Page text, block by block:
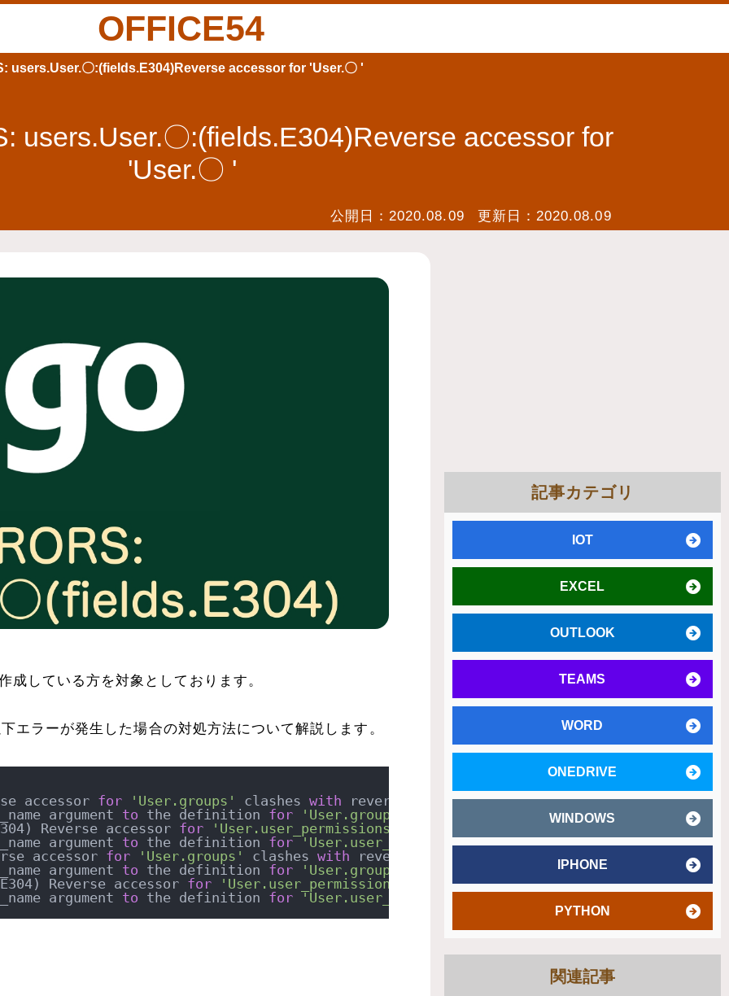
OFFICE54
users.User.〇:(fields.E304)Reverse accessor for 'User.〇 '
users.User.〇:(fields.E304)Reverse accessor for
'User.〇 '
公開日： 2020.08.09 更新日： 2020.08.09
している方を対象としております。
エラーが発生した場合の対処方法について解説します。
accessor for 'User.groups' clashes with reverse accessor for 'User.groups'.
argument to the definition for 'User.groups'
.
Reverse accessor for 'User.user_permissions' reverse accessor
argument to the definition for 'User.user_permissions' or 'User.user_permissions'.
accessor for 'User.groups' clashes with reverse accessor 'User.groups'
argument to the definition for 'User.groups'
Reverse accessor for 'User.user_permissions' clashes with reverse accessor for
argument to the definition for 'User.user_permissions' or 'User.user_permissions'.
記事カテゴリ
IOT
EXCEL
OUTLOOK
TEAMS
WORD
ONEDRIVE
WINDOWS
IPHONE
PYTHON
関連記事